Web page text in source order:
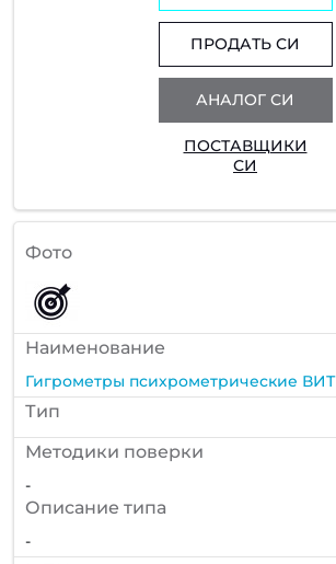
ПРОДАТЬ СИ
АНАЛОГ СИ
ПОСТАВЩИКИ
СИ
Фото
Наименование
Гигрометры психрометрические ВИТ
Тип
Методики поверки
-
Описание типа
-